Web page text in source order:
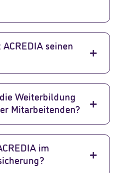
seinen
Weiterbildung
Mitarbeitenden?
im